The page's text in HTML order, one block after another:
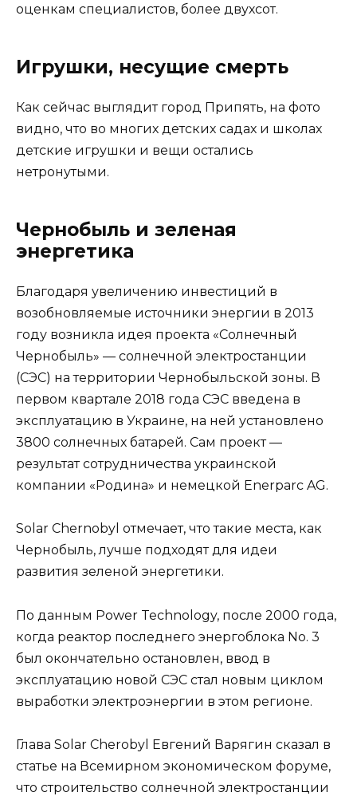
оценкам специалистов, более двухсот.
Игрушки, несущие смерть
Как сейчас выглядит город Припять, на фото
видно, что во многих детских садах и школах
детские игрушки и вещи остались
нетронутыми.
Чернобыль и зеленая
энергетика
Благодаря увеличению инвестиций в
возобновляемые источники энергии в 2013
году возникла идея проекта «Солнечный
Чернобыль» — солнечной электростанции
(СЭС) на территории Чернобыльской зоны. В
первом квартале 2018 года СЭС введена в
эксплуатацию в Украине, на ней установлено
3800 солнечных батарей. Сам проект —
результат сотрудничества украинской
компании «Родина» и немецкой Enerparc AG.
Solar Chernobyl отмечает, что такие места, как
Чернобыль, лучше подходят для идеи
развития зеленой энергетики.
По данным Power Technology, после 2000 года,
когда реактор последнего энергоблока No. 3
был окончательно остановлен, ввод в
эксплуатацию новой СЭС стал новым циклом
выработки электроэнергии в этом регионе.
Глава Solar Cherobyl Евгений Варягин сказал в
статье на Всемирном экономическом форуме,
что строительство солнечной электростанции